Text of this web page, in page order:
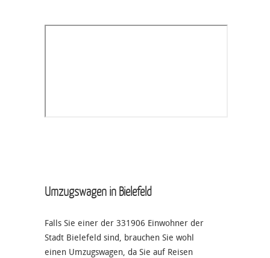
Umzugswagen in Bielefeld
Falls Sie einer der 331906 Einwohner der
Stadt Bielefeld sind, brauchen Sie wohl
einen Umzugswagen, da Sie auf Reisen